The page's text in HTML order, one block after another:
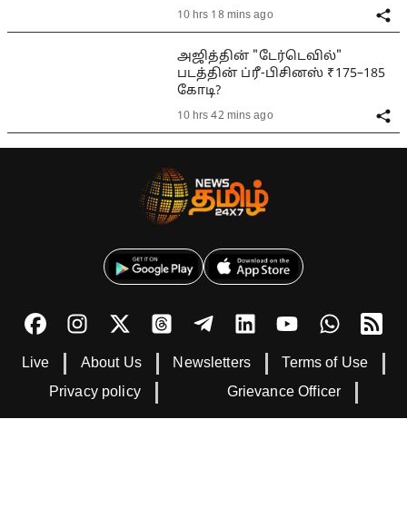
10 hrs 18 mins ago
அஜித்தின் "டேர்டெவில்"
படத்தின் ப்ரீ-பிசினஸ் ₹175–185
கோடி?
10 hrs 42 mins ago
Live About Us Newsletters
Terms of Use
Privacy policy
Grievance Officer